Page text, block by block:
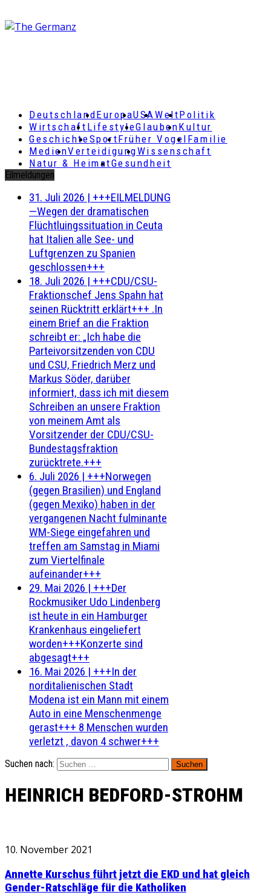
DeutschlandEuropaUSAWeltPolitik
Wirtschaft LifestyleGlaubenKultur
GeschichteSportFrüher Vogel Familie
MedienVerteidigungWissenschaft
Natur & HeimatGesundheit
Eilmeldungen
31. Juli 2026 | +++EILMELDUNG
—Wegen der dramatischen
Flüchtluingssituation in Ceuta
hat Italien alle See- und
Luftgrenzen zu Spanien
geschlossen+++
18. Juli 2026 | +++CDU/CSU-
Fraktionschef Jens Spahn hat
seinen Rücktritt erklärt+++ .In
einem Brief an die Fraktion
schreibt er: „Ich habe die
Parteivorsitzenden von CDU
und CSU, Friedrich Merz und
Markus Söder, darüber
informiert, dass ich mit diesem
Schreiben an unsere Fraktion
von meinem Amt als
Vorsitzender der CDU/CSU-
Bundestagsfraktion
zurücktrete.+++
6. Juli 2026 | +++Norwegen
(gegen Brasilien) und England
(gegen Mexiko) haben in der
vergangenen Nacht fulminante
WM-Siege eingefahren und
treffen am Samstag in Miami
zum Viertelfinale
aufeinander+++
29. Mai 2026 | +++Der
Rockmusiker Udo Lindenberg
ist heute in ein Hamburger
Krankenhaus eingeliefert
worden+++Konzerte sind
abgesagt+++
16. Mai 2026 | +++In der
norditalienischen Stadt
Modena ist ein Mann mit einem
Auto in eine Menschenmenge
gerast+++ 8 Menschen wurden
verletzt , davon 4 schwer+++
Suchen nach:
HEINRICH BEDFORD-STROHM
10. November 2021
Annette Kurschus führt jetzt die EKD und hat gleich
Gender-Ratschläge für die Katholiken